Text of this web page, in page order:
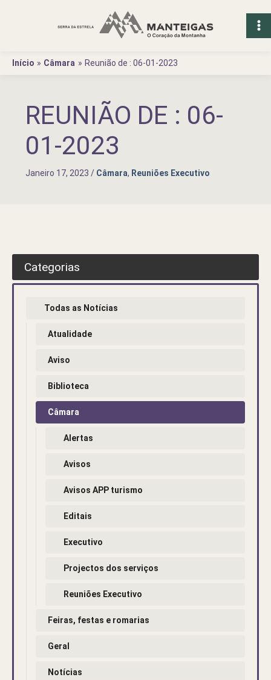
Início
Câmara Reunião de : 06-01-2023
REUNIÃO DE : 06-
01-2023
Janeiro 17, 2023 / Câmara, Reuniões Executivo
Categorias
Todas as Notícias
Atualidade
Aviso
Biblioteca
Câmara
Alertas
Avisos
Avisos APP turismo
Editais
Executivo
Projectos dos serviços
Reuniões Executivo
Feiras, festas e romarias
Geral
Notícias